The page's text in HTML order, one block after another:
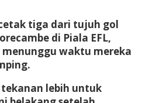
tiga dari tujuh gol
di Piala EFL,
waktu mereka
lebih untuk